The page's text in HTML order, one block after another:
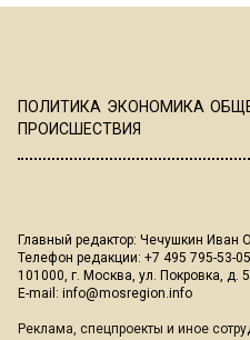
ПОЛИТИКА ЭКОНОМИКА
ПРОИСШЕСТВИЯ
Главный редактор: Чечушкин Иван
Телефон редакции: +7 495 795-53-05
101000, г. Москва, ул. Покровка, д. 5
E-mail: info@mosregion.info
Реклама, спецпроекты и иное